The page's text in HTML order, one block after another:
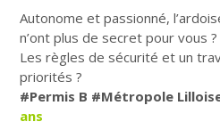
Autonome et passionné,
n’ont plus de secret pour vous ?
Les règles de sécurité et un
priorités ?
#Permis B #Métropole
ans